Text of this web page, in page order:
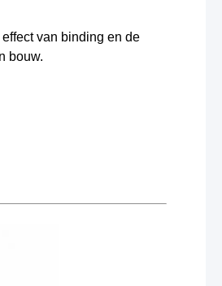
van binding en de
bouw.